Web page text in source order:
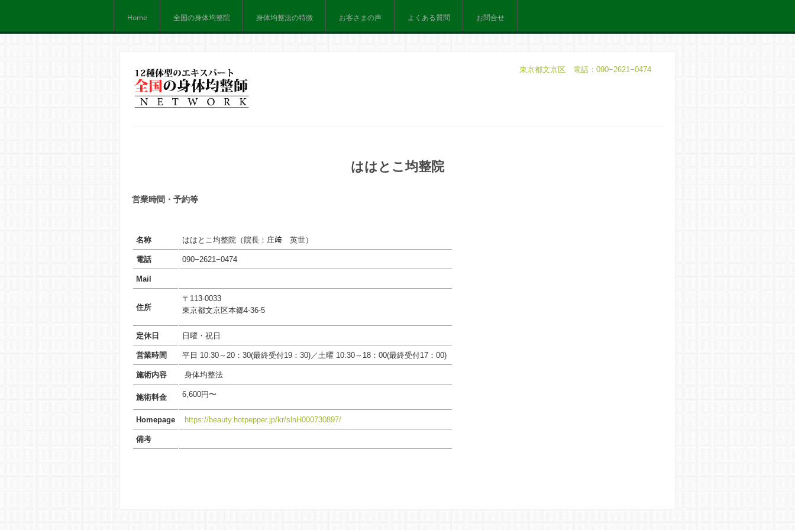
Home 全国の身体均整院 身体均整法の特徴 お客さまの声 よくある質問 お問合せ
東京都文京区 電話：090−2621−0474
ははとこ均整院
営業時間・予約等
名称 ははとこ均整院（院長： 庄﨑 英世）
電話 090−2621−0474
Mail
住所
〒113-0033
東京都文京区本郷4-36-5
定休日 日曜・祝日
営業時間 平日 10:30～20：30(最終受付19：30)／土曜 10:30～18：00(最終受付17：00)
施術内容 身体均整法
施術料金 6,600円〜
Homepage https://beauty.hotpepper.jp/kr/slnH000730897/
備考